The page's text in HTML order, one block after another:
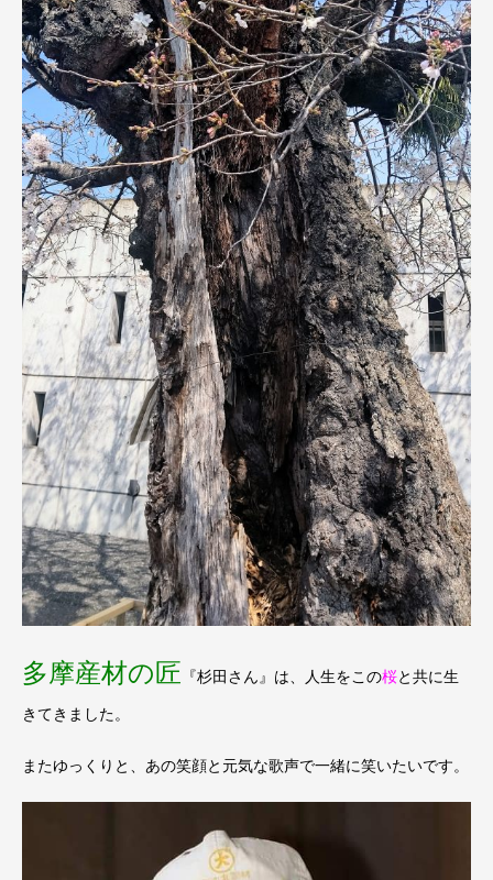
多摩産材の匠 『杉田さん』は、人生をこの桜と共に生
きてきました。
またゆっくりと、あの笑顔と元気な歌声で一緒に笑いたいです。